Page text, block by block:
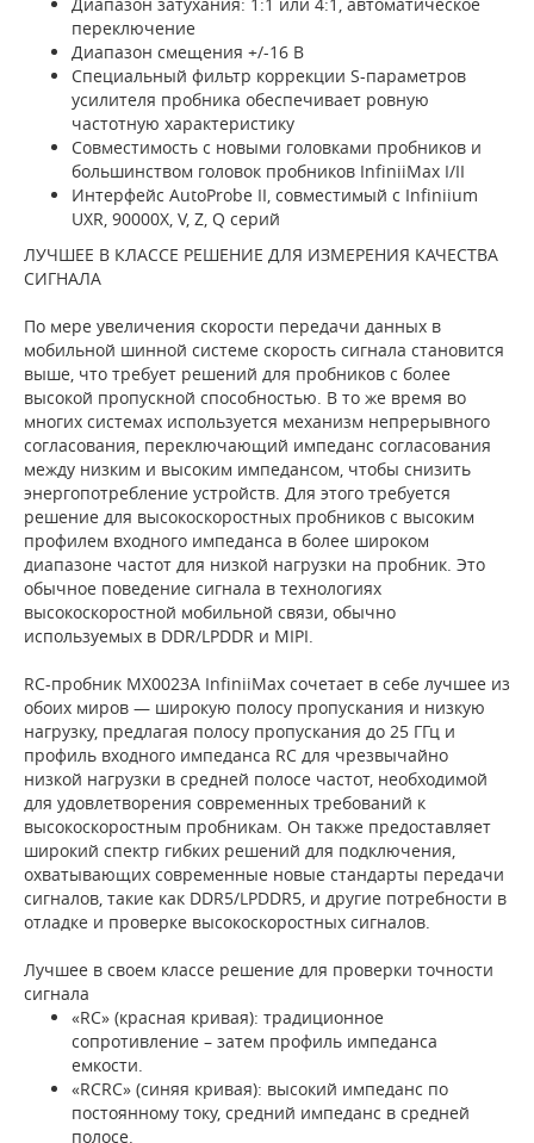
переключение
Диапазон смещения +/-16 В
Специальный фильтр коррекции S-параметров
усилителя пробника обеспечивает ровную
частотную характеристику
Совместимость с новыми головками пробников и
большинством головок пробников InfiniiMax I/II
Интерфейс AutoProbe II, совместимый с Infiniium
UXR, 90000X, V, Z, Q серий
ЛУЧШЕЕ В КЛАССЕ РЕШЕНИЕ ДЛЯ ИЗМЕРЕНИЯ КАЧЕСТВА
СИГНАЛА
По мере увеличения скорости передачи данных в
мобильной шинной системе скорость сигнала становится
выше, что требует решений для пробников с более
высокой пропускной способностью. В то же время во
многих системах используется механизм непрерывного
согласования, переключающий импеданс согласования
между низким и высоким импедансом, чтобы снизить
энергопотребление устройств. Для этого требуется
решение для высокоскоростных пробников с высоким
профилем входного импеданса в более широком
диапазоне частот для низкой нагрузки на пробник. Это
обычное поведение сигнала в технологиях
высокоскоростной мобильной связи, обычно
используемых в DDR/LPDDR и MIPI.
RC-пробник MX0023A InfiniiMax сочетает в себе лучшее из
обоих миров — широкую полосу пропускания и низкую
нагрузку, предлагая полосу пропускания до 25 ГГц и
профиль входного импеданса RC для чрезвычайно
низкой нагрузки в средней полосе частот, необходимой
для удовлетворения современных требований к
высокоскоростным пробникам. Он также предоставляет
широкий спектр гибких решений для подключения,
охватывающих современные новые стандарты передачи
сигналов, такие как DDR5/LPDDR5, и другие потребности в
отладке и проверке высокоскоростных сигналов.
Лучшее в своем классе решение для проверки точности
сигнала
«RC» (красная кривая): традиционное
сопротивление – затем профиль импеданса
емкости.
«RCRC» (синяя кривая): высокий импеданс по
постоянному току, средний импеданс в средней
полосе.